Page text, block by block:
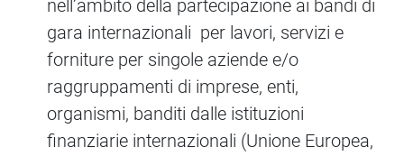
nell’ambito della partecipazione ai bandi di
gara internazionali per lavori, servizi e
forniture per singole aziende e/o
raggruppamenti di imprese, enti,
organismi, banditi dalle istituzioni
finanziarie internazionali (Unione Europea,